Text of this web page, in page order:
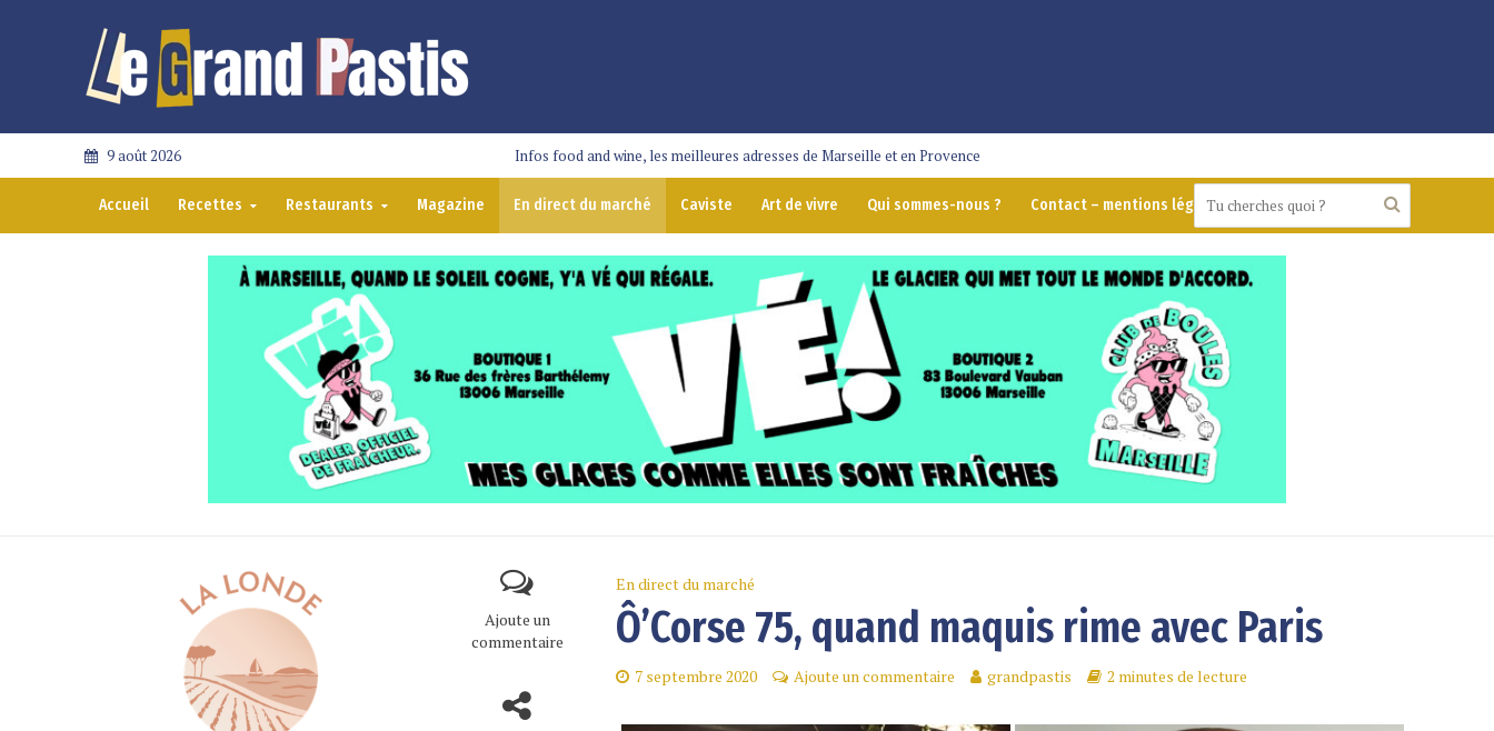
9 août 2026 Infos food and wine, les meilleures adresses de Marseille et en Provence
Accueil Recettes Restaurants Magazine En direct du marché Caviste Art de vivre Qui sommes-nous ? Contact – mentions légales
Ajoute un
commentaire
En direct du marché
Ô’Corse 75, quand maquis rime avec Paris
7 septembre 2020 Ajoute un commentaire grandpastis 2 minutes de lecture